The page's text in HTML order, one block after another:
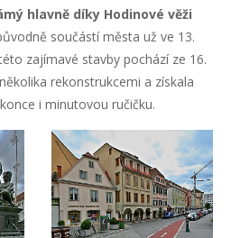
hlavně díky Hodinové věži
součástí města už ve 13.
zajímavé stavby pochází ze 16.
rekonstrukcemi a získala
i minutovou ručičku.